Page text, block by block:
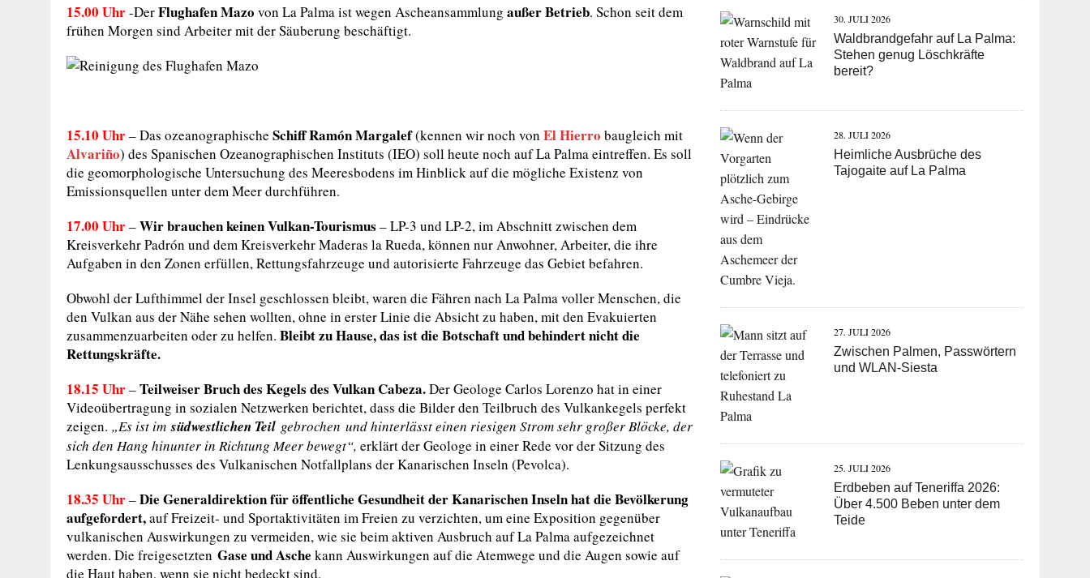
15.00 Uhr-DerFlughafen Mazo von La Palma ist wegen Ascheansammlung außer Betrieb. Schon seit dem
frühen Morgen sind Arbeiter mit der Säuberung beschäftigt.
15.10 Uhr– Das ozeanographische SchiffRamón Margalef(kennen wir noch von El Hierro baugleich mit
Alvariño) des Spanischen Ozeanographischen Instituts (IEO) soll heute noch auf La Palma eintreffen. Es soll
die geomorphologische Untersuchung des Meeresbodens im Hinblick auf die mögliche Existenz von
Emissionsquellen unter dem Meer durchführen.
17.00 Uhr–Wir brauchen keinen Vulkan-Tourismus – LP-3 und LP-2, im Abschnitt zwischen dem
Kreisverkehr Padrón und dem Kreisverkehr Maderas la Rueda, können nur Anwohner, Arbeiter, die ihre
Aufgaben in den Zonen erfüllen, Rettungsfahrzeuge und autorisierte Fahrzeuge das Gebiet befahren.
Obwohl der Lufthimmel der Insel geschlossen bleibt, waren die Fähren nach La Palma voller Menschen, die
den Vulkan aus der Nähe sehen wollten, ohne in erster Linie die Absicht zu haben, mit den Evakuierten
zusammenzuarbeiten oder zu helfen. Bleibt zu Hause, das ist die Botschaft und behindert nicht die
Rettungskräfte.
18.15 Uhr–Teilweiser Bruch des Kegels des Vulkan Cabeza.Der Geologe Carlos Lorenzo hat in einer
Videoübertragung in sozialen Netzwerken berichtet, dass die Bilder den Teilbruch des Vulkankegels perfekt
zeigen. „Es ist imsüdwestlichen Teil gebrochen und hinterlässt einen riesigen Strom sehr großer Blöcke, der
sich den Hang hinunter in Richtung Meer bewegt“, erklärt der Geologe in einer Rede vor der Sitzung des
Lenkungsausschusses des Vulkanischen Notfallplans der Kanarischen Inseln (Pevolca).
18.35 Uhr–Die Generaldirektion für öffentliche Gesundheit der Kanarischen Inseln hat die Bevölkerung
aufgefordert,auf Freizeit- und Sportaktivitäten im Freien zu verzichten, um eine Exposition gegenüber
vulkanischen Auswirkungen zu vermeiden, wie sie beim aktiven Ausbruch auf La Palma aufgezeichnet
werden. Die freigesetzten Gase und Asche kann Auswirkungen auf die Atemwege und die Augen sowie auf
die Haut haben, wenn sie nicht bedeckt sind.
30. JULI 2026
Waldbrandgefahr auf La Palma:
Stehen genug Löschkräfte
bereit?
28. JULI 2026
Heimliche Ausbrüche des
Tajogaite auf La Palma
27. JULI 2026
Zwischen Palmen, Passwörtern
und WLAN-Siesta
25. JULI 2026
Erdbeben auf Teneriffa 2026:
Über 4.500 Beben unter dem
Teide